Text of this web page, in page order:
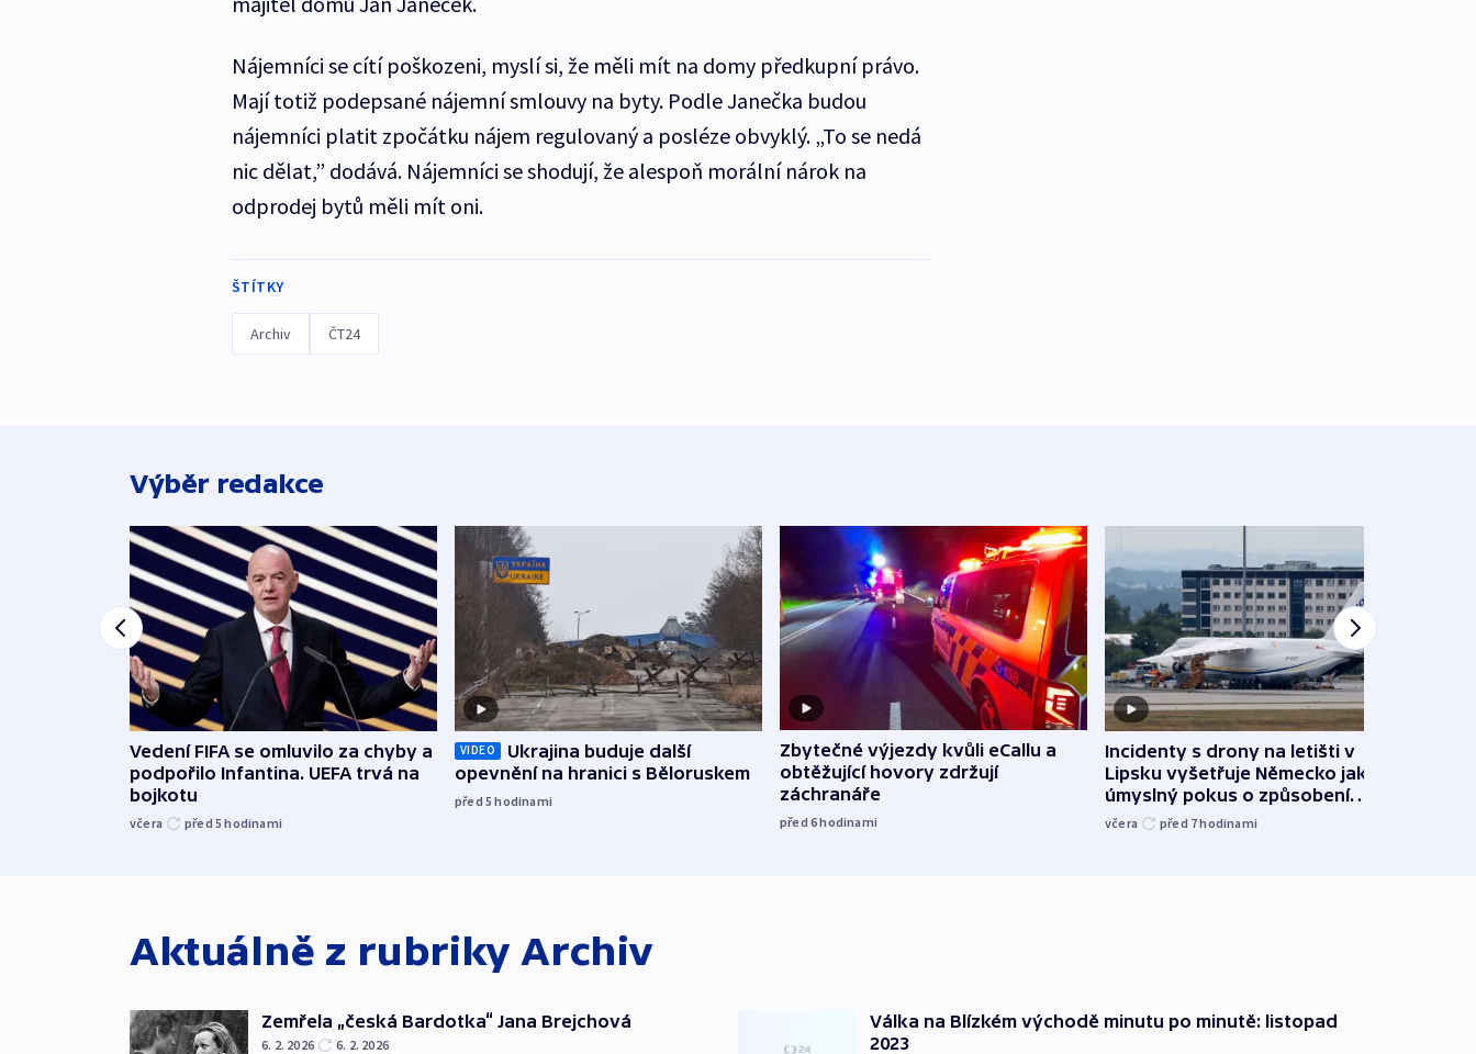
Nájemníci se cítí poškozeni, myslí si, že měli mít na domy předkupní právo.
Mají totiž podepsané nájemní smlouvy na byty. Podle Janečka budou
nájemníci platit zpočátku nájem regulovaný a posléze obvyklý. „To se nedá
nic dělat,” dodává. Nájemníci se shodují, že alespoň morální nárok na
odprodej bytů měli mít oni.
ŠTÍTKY
Archiv ČT24
Výběr redakce
Vedení FIFA se omluvilo za chyby a
podpořilo Infantina. UEFA trvá na
bojkotu
včera před 5hodinami
VIDEO
Ukrajina buduje další
opevnění na hranici s Běloruskem
před 5hodinami
Zbytečné výjezdy kvůli eCallu a
obtěžující hovory zdržují
záchranáře
před 6hodinami
Incidenty s drony na letišti v
Lipsku vyšetřuje Německo jako
úmyslný pokus o způsobení
exploze
včera před 7hodinami
Aktuálně z rubriky Archiv
Zemřela „česká Bardotka“ Jana Brejchová
6. 2. 2026 6. 2. 2026
Válka na Blízkém východě minutu po minutě: listopad
2023